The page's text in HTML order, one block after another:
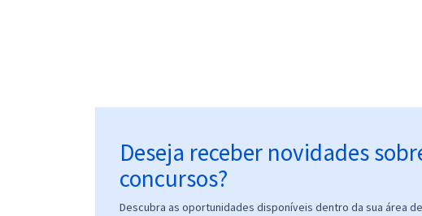
Deseja receber novidades
concursos?
Descubra as oportunidades disponíveis dentro da sua área